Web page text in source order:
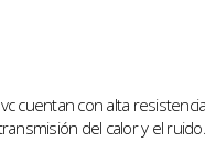
cuentan con alta
del calor y el ruido.